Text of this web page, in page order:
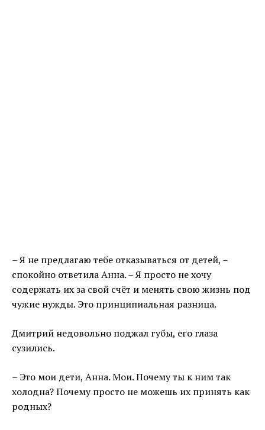
– Я не предлагаю тебе отказываться от детей, –
спокойно ответила Анна. – Я просто не хочу
содержать их за свой счёт и менять свою жизнь под
чужие нужды. Это принципиальная разница.
Дмитрий недовольно поджал губы, его глаза
сузились.
– Это мои дети, Анна. Мои. Почему ты к ним так
холодна? Почему просто не можешь их принять как
родных?